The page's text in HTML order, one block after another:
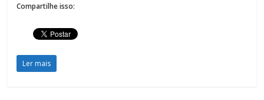
Compartilhe isso:
Ler mais